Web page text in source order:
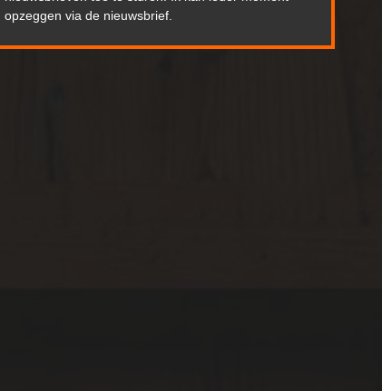
opzeggen via de nieuwsbrief.